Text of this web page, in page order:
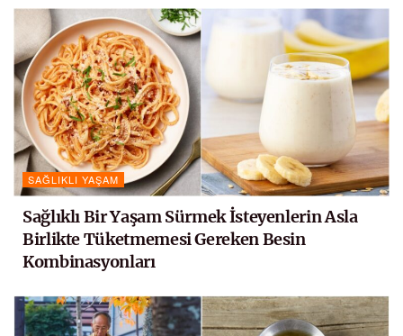
SAĞLIKLI YAŞAM
Sağlıklı Bir Yaşam Sürmek İsteyenlerin Asla
Birlikte Tüketmemesi Gereken Besin
Kombinasyonları